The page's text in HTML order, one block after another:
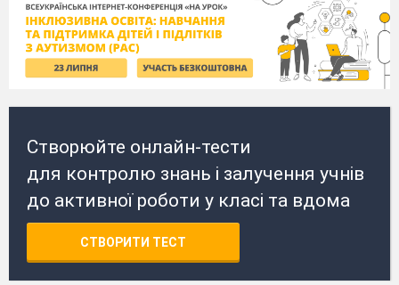
Створюйте онлайн-тести
для контролю знань і залучення учнів
до активної роботи у класі та вдома
СТВОРИТИ ТЕСТ